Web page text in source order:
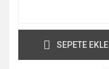
SEPETE EKLE